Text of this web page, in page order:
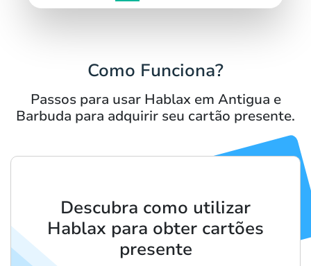
Como Funciona?
Passos para usar Hablax em Antigua e
Barbuda para adquirir seu cartão presente.
Descubra como utilizar
Hablax para obter cartões
presente